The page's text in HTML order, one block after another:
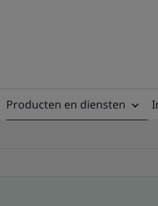
Producten en diensten